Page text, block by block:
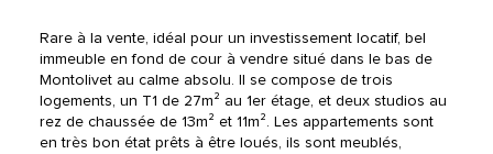
Rare à la vente, idéal pour un investissement locatif, bel
immeuble en fond de cour à vendre situé dans le bas de
Montolivet au calme absolu. Il se compose de trois
logements, un T1 de 27m² au 1er étage, et deux studios au
rez de chaussée de 13m² et 11m². Les appartements sont
en très bon état prêts à être loués, ils sont meublés,